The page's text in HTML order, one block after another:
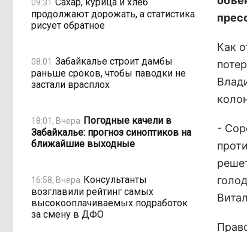
09:31
продолжают дорожать, а статистика
рисует обратное
08:01 Забайкалье строит дамбы
раньше сроков, чтобы паводки не
застали врасплох
18:01, Вчера Погодные качели в
Забайкалье: прогноз синоптиков на
ближайшие выходные
16:58, Вчера Консультанты
возглавили рейтинг самых
высокооплачиваемых подработок
за смену в ДФО
Как
-